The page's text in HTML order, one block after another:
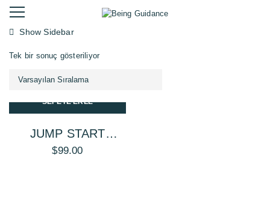
Show Sidebar
Tek bir sonuç gösteriliyor
SEPETE EKLE
JUMP START
SMOOTHING
$99.00